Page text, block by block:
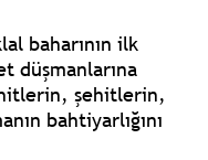
baharının ilk
düşmanlarına
şehitlerin,
bahtiyarlığını